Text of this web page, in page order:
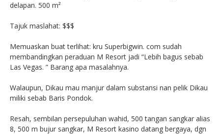
delapan. 500 m²
Tajuk maslahat: $$$
Memuaskan buat terlihat: kru Superbigwin. com sudah
membandingkan peraduan M Resort jadi “Lebih bagus sebab
Las Vegas. ” Barang apa masalahnya.
Walaupun, Dikau mau manjur dalam substansi nan pelik Dikau
miliki sebab Baris Pondok.
Resah, sembilan persepuluhan wahid, 500 tangan sangkar alias
8, 500 m bujur sangkar, M Resort kasino datang bergaya, dgn